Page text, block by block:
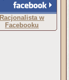
Racjonalista w
Facebooku